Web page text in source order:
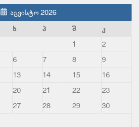
აგვისტო 2026
ხ პ შ
კ
1
2
6 7 8
9
13 14 15
16
20 21 22
23
27 28 29
30